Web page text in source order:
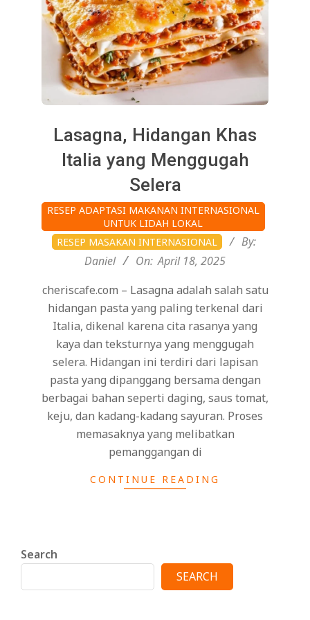
Lasagna, Hidangan Khas
Italia yang Menggugah
Selera
2025-
18
RESEP ADAPTASI MAKANAN INTERNASIONAL
UNTUK LIDAH LOKAL
RESEP MASAKAN INTERNASIONAL
By:
Daniel
On: April 18, 2025
cheriscafe.com – Lasagna adalah salah satu
hidangan pasta yang paling terkenal dari
Italia, dikenal karena cita rasanya yang
kaya dan teksturnya yang menggugah
selera. Hidangan ini terdiri dari lapisan
pasta yang dipanggang bersama dengan
berbagai bahan seperti daging, saus tomat,
keju, dan kadang-kadang sayuran. Proses
memasaknya yang melibatkan
pemanggangan di
CONTINUE READING
Search
SEARCH